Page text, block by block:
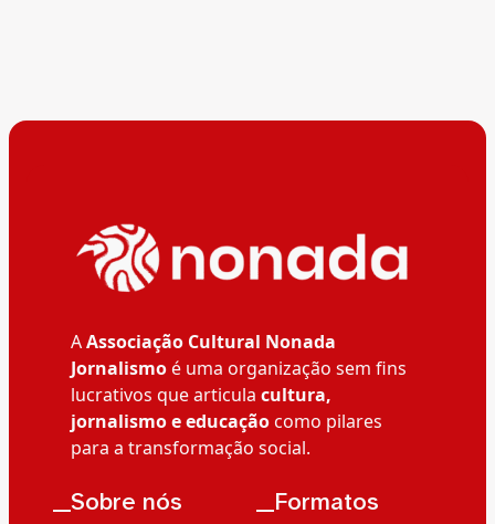
AAssociação Cultural Nonada
Jornalismoé uma organização sem fins
lucrativos que articula cultura,
jornalismo e educaçãocomo pilares
para a transformação social.
__Sobre nós __Formatos